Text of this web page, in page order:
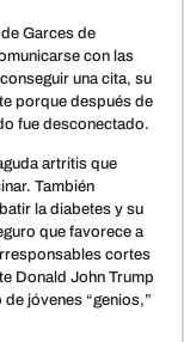
Garces de
con las
una cita, su
porque después de
fue desconectado.
artritis que
También
la diabetes y su
que favorece a
cortes
Donald John Trump
jóvenes “genios,”